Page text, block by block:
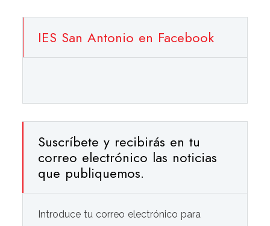
IES San Antonio en Facebook
Suscríbete y recibirás en tu
correo electrónico las noticias
que publiquemos.
Introduce tu correo electrónico para